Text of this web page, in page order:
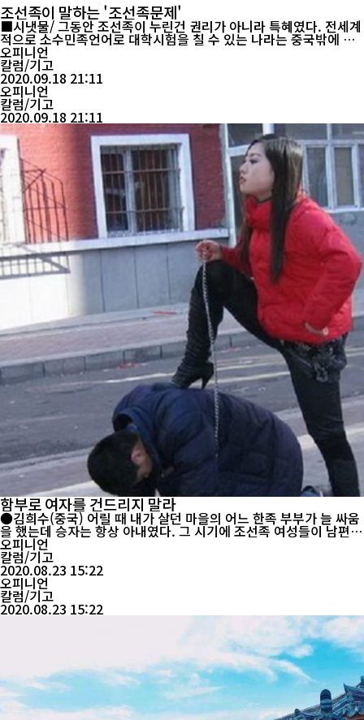
조선족이 말하는 '조선족문제'
■시냇물/ 그동안 조선족이 누린건 권리가 아니라 특혜였다. 전세계
적으로 소수민족언어로 대학시험을 칠 수 있는 나라는 중국밖에 없
다. 중국의 소수민족정책은 중국이 소수민족에게 베푼 특별혜택이
다. 권리가 아니다. 이 점을 알아야 한다. 다들 교육정책의 변화를 마
치 권리를 박탈당한것처럼 착각하고 떠드는데 제대로 잘 알아둘 필
요가 있다. 혜택이란 원래 없어질수도 있는 것이다. 우리는 특혜가
없어지는 과...
오피니언
칼럼/기고
2020.09.18 21:11
오피니언
칼럼/기고
2020.09.18 21:11
함부로 여자를 건드리지 말라
●김희수(중국) 어릴 때 내가 살던 마을의 어느 한족 부부가 늘 싸움
을 했는데 승자는 항상 아내였다. 그 시기에 조선족 여성들이 남편
앞에서 찍소리도 못했지만 한족들은 달랐다. 한족들의 경우 남자들
이 아내 앞에서 찍소리도 못했다. 그 한족 부부는 싸운다 하면 동네
가 떠들썩하게 싸우군 했다. 처음에는 집에서 싸우다가 아내가 매를
들면 남편은 무서워 밖으로 달아나군 했다. 나는 그 집의 아내가 ...
오피니언
칼럼/기고
2020.08.23 15:22
오피니언
칼럼/기고
2020.08.23 15:22